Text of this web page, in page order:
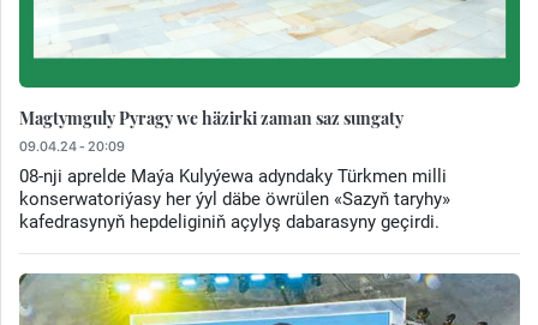
Magtymguly Pyragy we häzirki zaman saz sungaty
09.04.24 - 20:09
08-nji aprelde Maýa Kulyýewa adyndaky Türkmen milli
konserwatoriýasy her ýyl däbe öwrülen «Sazyň taryhy»
kafedrasynyň hepdeliginiň açylyş dabarasyny geçirdi.